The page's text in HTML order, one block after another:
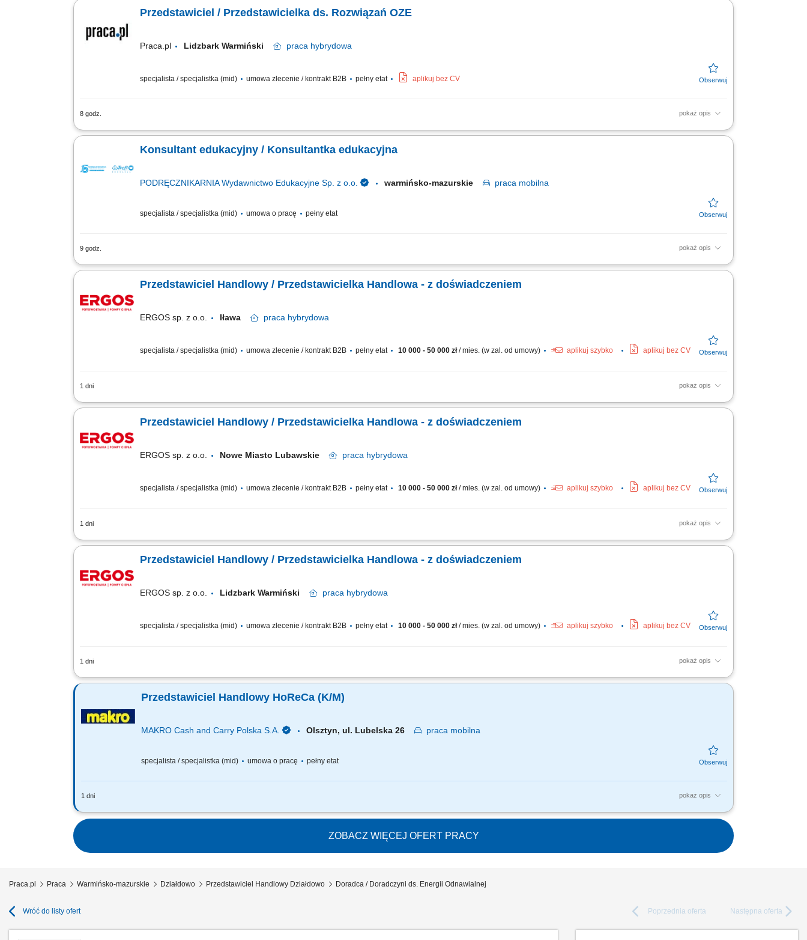
Przedstawiciel / Przedstawicielka ds. Rozwiązań OZE
Praca.pl Lidzbark Warmiński praca hybrydowa
specjalista / specjalistka (mid) umowa zlecenie / kontrakt B2B pełny etat aplikuj bez CV
8 godz. pokaż opis
Opis stanowiska sprzedaż rozwiązań z zakresu odnawialnych źródeł energii, prowadzenie spotkań z klientami i doradztwo w doborze odpowiednich produktów,
Konsultant edukacyjny / Konsultantka edukacyjna
PODRĘCZNIKARNIA Wydawnictwo Edukacyjne Sp. z o.o. warmińsko-mazurskie praca mobilna
specjalista / specjalistka (mid) umowa o pracę pełny etat
9 godz. pokaż opis
Opis stanowiska: Pozyskiwanie nowych partnerów biznesowych oraz wielopłaszczyznowa rozbudowa portfela podmiotów z sektora oświatowo-wychowawczego;
Przedstawiciel Handlowy / Przedstawicielka Handlowa - z doświadczeniem
ERGOS sp. z o.o. Iława praca hybrydowa
specjalista / specjalistka (mid) umowa zlecenie / kontrakt B2B pełny etat 10 000 - 50 000 zł/ mies. (w zal. od umowy) aplikuj szybko aplikuj bez CV
1 dni pokaż opis
Zakres obowiązków: Sprzedaż i doradztwo w zakresie rozwiązań OZE; Pozyskiwanie klientów i prowadzenie spotkań; Finalizacja umów i raportowanie działań;
Przedstawiciel Handlowy / Przedstawicielka Handlowa - z doświadczeniem
ERGOS sp. z o.o. Nowe Miasto Lubawskie praca hybrydowa
specjalista / specjalistka (mid) umowa zlecenie / kontrakt B2B pełny etat 10 000 - 50 000 zł/ mies. (w zal. od umowy) aplikuj szybko aplikuj bez CV
1 dni pokaż opis
Zakres obowiązków: Sprzedaż i doradztwo w zakresie rozwiązań OZE; Pozyskiwanie klientów i prowadzenie spotkań; Finalizacja umów i raportowanie działań;
Przedstawiciel Handlowy / Przedstawicielka Handlowa - z doświadczeniem
ERGOS sp. z o.o. Lidzbark Warmiński praca hybrydowa
specjalista / specjalistka (mid) umowa zlecenie / kontrakt B2B pełny etat 10 000 - 50 000 zł/ mies. (w zal. od umowy) aplikuj szybko aplikuj bez CV
1 dni pokaż opis
Zakres obowiązków: Sprzedaż i doradztwo w zakresie rozwiązań OZE; Pozyskiwanie klientów i prowadzenie spotkań; Finalizacja umów i raportowanie działań;
Przedstawiciel Handlowy HoReCa (K/M)
MAKRO Cash and Carry Polska S.A. Olsztyn, ul. Lubelska 26 praca mobilna
specjalista / specjalistka (mid) umowa o pracę pełny etat
1 dni pokaż opis
Do Twoich głównych zadań będzie należało: Pozyskiwanie nowych klientów i budowanie długotrwałych relacji. Rozwijanie sieci sprzedaży HoReCa. Identyfikacja
ZOBACZ WIĘCEJ OFERT PRACY
Praca.pl Praca Warmińsko-mazurskie Działdowo Przedstawiciel Handlowy Działdowo Doradca / Doradczyni ds. Energii Odnawialnej
Wróć do listy ofert Poprzednia oferta Następna oferta